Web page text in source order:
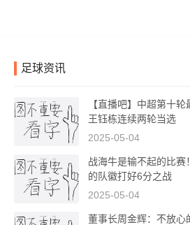
足球资讯
【直播吧】中超第十轮
王钰栋连续两轮当选
2025-05-04
战海牛是输不起的比
的队徽打好6分之战
2025-05-04
董事长周金辉：不放心